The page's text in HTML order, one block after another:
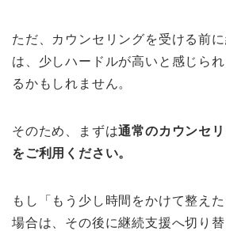
ただ、カウンセリングを受ける前
は、少しハードルが高いと感じら
るかもしれません。
そのため、まずは通常のカウンセ
をご利用ください。
もし「もう少し時間をかけて整え
場合は、その後に継続支援へ切り